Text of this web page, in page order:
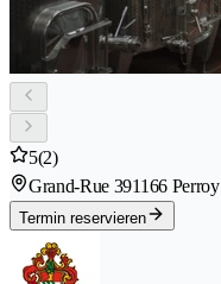
5(2)
Grand-Rue 391166 Perroy
Termin reservieren